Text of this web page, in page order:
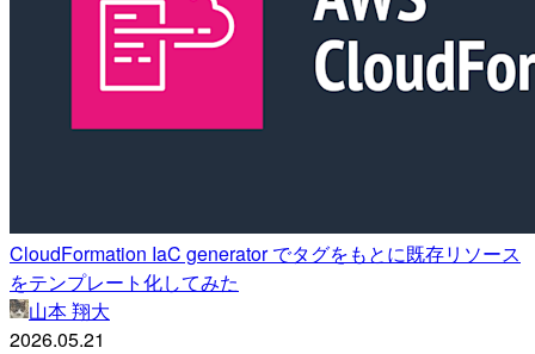
CloudFormation IaC generator でタグをもとに既存リソース
をテンプレート化してみた
山本 翔大
2026.05.21